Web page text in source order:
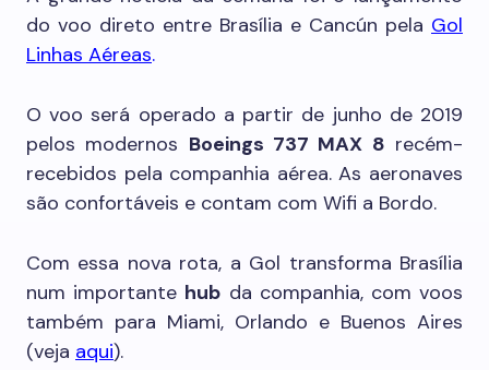
do voo direto entre Brasília e Cancún pela Gol
Linhas Aéreas.
O voo será operado a partir de junho de 2019
pelos modernos Boeings 737 MAX 8 recém-
recebidos pela companhia aérea. As aeronaves
são confortáveis e contam com Wifi a Bordo.
Com essa nova rota, a Gol transforma Brasília
num importante hub da companhia, com voos
também para Miami, Orlando e Buenos Aires
(veja aqui).